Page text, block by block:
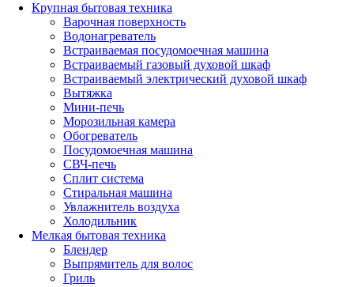
Крупная бытовая техника
Варочная поверхность
Водонагреватель
Встраиваемая посудомоечная машина
Встраиваемый газовый духовой шкаф
Встраиваемый электрический духовой шкаф
Вытяжка
Мини-печь
Морозильная камера
Обогреватель
Посудомоечная машина
СВЧ-печь
Сплит система
Стиральная машина
Увлажнитель воздуха
Холодильник
Мелкая бытовая техника
Блендер
Выпрямитель для волос
Гриль